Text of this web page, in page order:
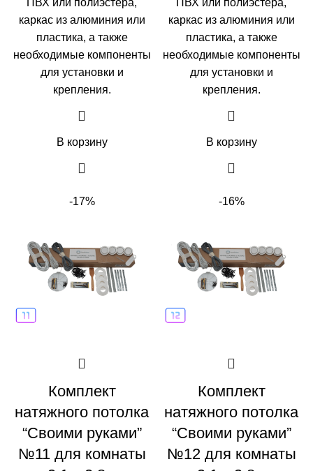
ПВХ или полиэстера,
каркас из алюминия или
пластика, а также
необходимые компоненты
для установки и
крепления.
В корзину
ПВХ или полиэстера,
каркас из алюминия или
пластика, а также
необходимые компоненты
для установки и
крепления.
В корзину
-17%
Комплект
натяжного потолка
“Своими руками”
№11 для комнаты
-16%
Комплект
натяжного потолка
“Своими руками”
№12 для комнаты